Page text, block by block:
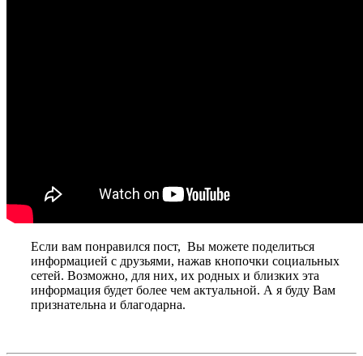
Если вам понравился пост, Вы можете поделиться
информацией с друзьями, нажав кнопочки социальных
сетей. Возможно, для них, их родных и близких эта
информация будет более чем актуальной. А я буду Вам
признательна и благодарна.